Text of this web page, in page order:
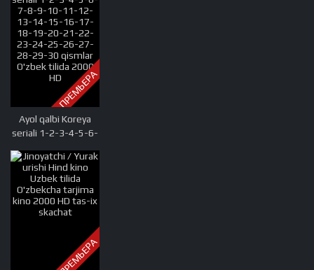
tarjima kino HD tas-
ix skachat
ПРЕМЬЕРА
Ayol qalbi Koreya
seriali 1-2-3-4-5-6-
13-14-15-16-17-
18-19-20-21-22-
23-24-25-26-27-
28-29-30 qismlar
O'zbek tilida 2000
ПРЕМЬЕРА